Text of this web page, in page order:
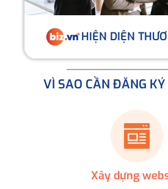
HIỆN DIỆN
VÌ SAO CẦN ĐĂNG
Xây dựng